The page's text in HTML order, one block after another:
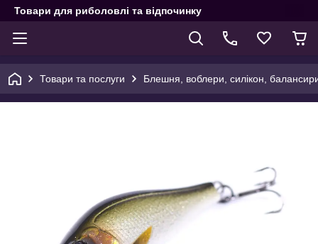
Товари для риболовлі та відпочинку
Товари та послуги Блешня, воблери, силікон,